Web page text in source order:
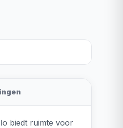
biedt ruimte voor